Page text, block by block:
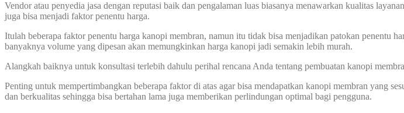
Vendor atau penyedia jasa dengan reputasi baik dan pengalaman luas biasanya menawarkan kualitas
juga bisa menjadi faktor penentu harga.
Itulah beberapa faktor penentu harga kanopi membran, namun itu tidak bisa menjadikan patokan penentu
banyaknya volume yang dipesan akan memungkinkan harga kanopi jadi semakin lebih murah.
Alangkah baiknya untuk konsultasi terlebih dahulu perihal rencana Anda tentang pembuatan kanopi
Penting untuk mempertimbangkan beberapa faktor di atas agar bisa mendapatkan kanopi membran yang
dan berkualitas sehingga bisa bertahan lama juga memberikan perlindungan optimal bagi pengguna.